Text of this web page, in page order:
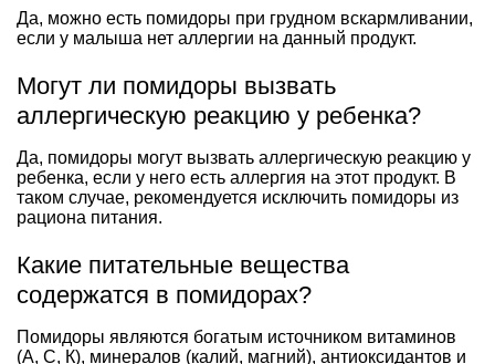
Да, можно есть помидоры при грудном вскармливании,
если у малыша нет аллергии на данный продукт.
Могут ли помидоры вызвать
аллергическую реакцию у ребенка?
Да, помидоры могут вызвать аллергическую реакцию у
ребенка, если у него есть аллергия на этот продукт. В
таком случае, рекомендуется исключить помидоры из
рациона питания.
Какие питательные вещества
содержатся в помидорах?
Помидоры являются богатым источником витаминов
(А, С, К), минералов (калий, магний), антиоксидантов и